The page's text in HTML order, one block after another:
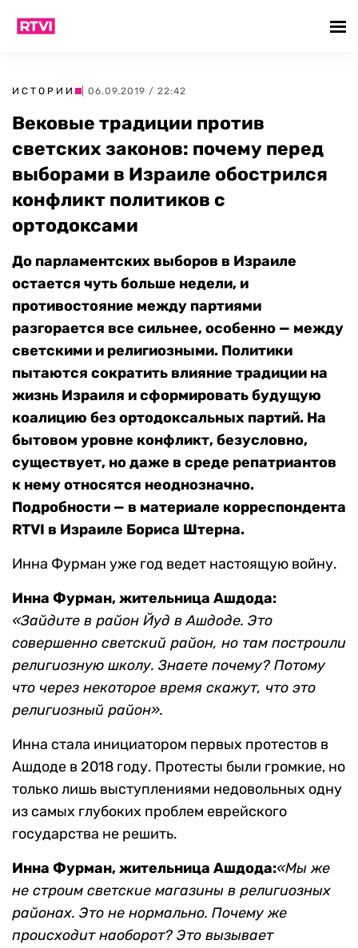
ИСТОРИИ | 06.09.2019 / 22:42
Вековые традиции против
светских законов: почему перед
выборами в Израиле обострился
конфликт политиков с
ортодоксами
До парламентских выборов в Израиле
остается чуть больше недели, и
противостояние между партиями
разгорается все сильнее, особенно — между
светскими и религиозными. Политики
пытаются сократить влияние традиции на
жизнь Израиля и сформировать будущую
коалицию без ортодоксальных партий. На
бытовом уровне конфликт, безусловно,
существует, но даже в среде репатриантов
к нему относятся неоднозначно.
Подробности — в материале корреспондента
RTVI в Израиле Бориса Штерна.
Инна Фурман уже год ведет настоящую войну.
Инна Фурман, жительница Ашдода:
«Зайдите в район Йуд в Ашдоде. Это
совершенно светский район, но там построили
религиозную школу. Знаете почему? Потому
что через некоторое время скажут, что это
религиозный район».
Инна стала инициатором первых протестов в
Ашдоде в 2018 году. Протесты были громкие, но
только лишь выступлениями недовольных одну
из самых глубоких проблем еврейского
государства не решить.
Инна Фурман, жительница Ашдода:«Мы же
не строим светские магазины в религиозных
районах. Это не нормально. Почему же
происходит наоборот? Это вызывает